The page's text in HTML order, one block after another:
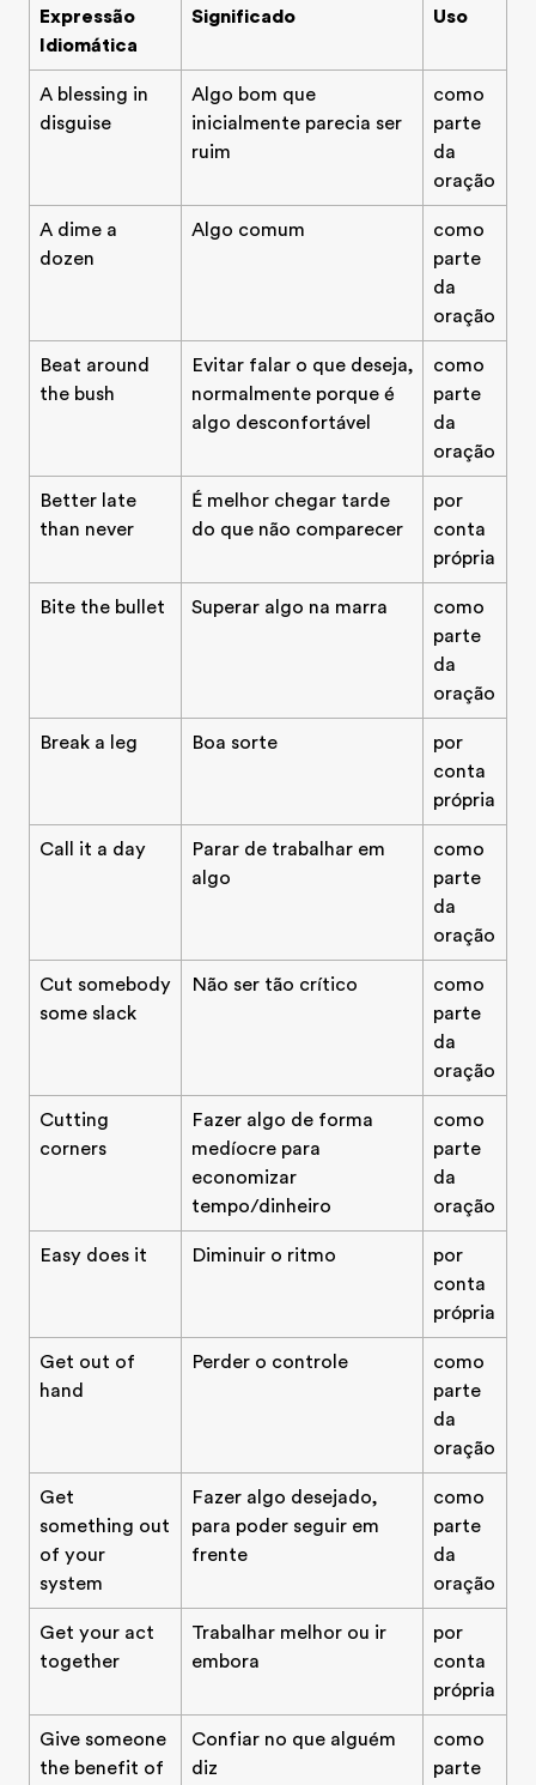
Expressão
Idiomática
Significado Uso
A blessing in
disguise
Algo bom que
inicialmente parecia ser
ruim
como
parte
da
oração
A dime a
dozen
Algo comum
como
parte
da
oração
Beat around
the bush
Evitar falar o que deseja,
normalmente porque é
algo desconfortável
como
parte
da
oração
Better late
than never
É melhor chegar tarde
do que não comparecer
por
conta
própria
Bite the bullet Superar algo na marra
como
parte
da
oração
Break a leg Boa sorte
por
conta
própria
Call it a day
Parar de trabalhar em
algo
como
parte
da
oração
Cut somebody
some slack
Não ser tão crítico
como
parte
da
oração
Cutting
corners
Fazer algo de forma
medíocre para
economizar
tempo/dinheiro
como
parte
da
oração
Easy does it Diminuir o ritmo
por
conta
própria
Get out of
hand
Perder o controle
como
parte
da
oração
Get
something out
of your
system
Fazer algo desejado,
para poder seguir em
frente
como
parte
da
oração
Get your act
together
Trabalhar melhor ou ir
embora
por
conta
própria
Give someone
the benefit of
Confiar no que alguém
diz
como
parte